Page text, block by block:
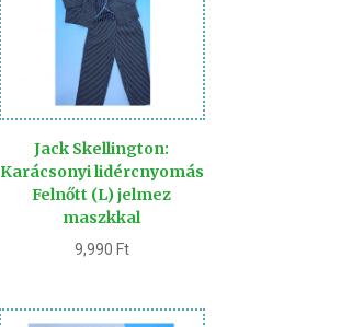
Jack Skellington:
Karácsonyi lidércnyomás
Felnőtt (L) jelmez
maszkkal
9,990 Ft